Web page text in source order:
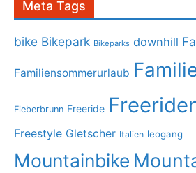
Meta Tags
bike Bikepark Bikeparks downhill
Familiensommerurlaub
Fieberbrunn Freeride
Freestyle Gletscher Italien leogang
Mountainbike